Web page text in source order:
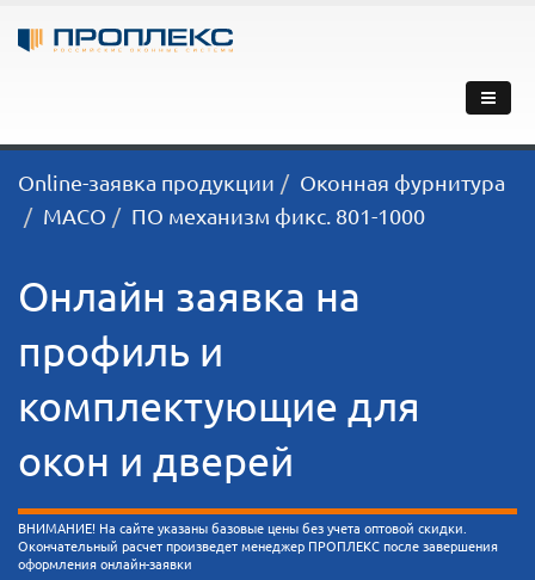
Online-заявка продукции
Оконная фурнитура
MACO
ПО механизм фикс. 801-1000
Онлайн заявка на
профиль и
комплектующие для
окон и дверей
ВНИМАНИЕ! На сайте указаны базовые цены без учета оптовой скидки.
Окончательный расчет произведет менеджер ПРОПЛЕКС после завершения
оформления онлайн-заявки